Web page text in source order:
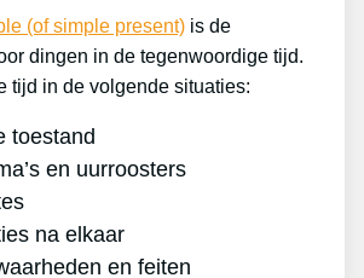
(of simple present) is de
dingen in de tegenwoordige tijd.
tijd in de volgende situaties:
toestand
en uurroosters
na elkaar
en feiten